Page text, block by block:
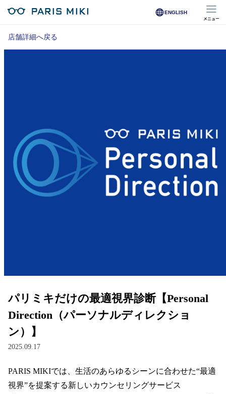
ENGLISH
メニュー
マイページ
店舗を探す
店舗検索/来店予約
商品を探す
サングラス
補聴器
コンタクトレンズ
グッズ・小物
店舗詳細へ戻る
パリミキだけの最適視界診断【Personal
Direction（パーソナルディレクショ
ン）】
2025.09.17
PARIS MIKIでは、生活のあらゆるシーンに合わせた“最適
視界”を提案する新しいカウンセリングサービス